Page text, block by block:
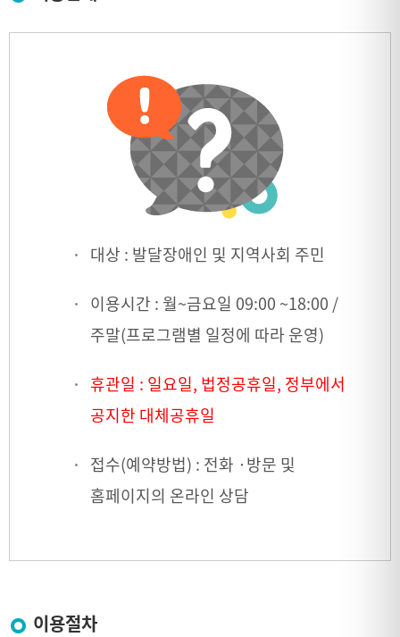
대상 : 발달장애인 및 지역사회 주민
이용시간 : 월~금요일 09:00 ~18:00 /
주말(프로그램별 일정에 따라 운영)
휴관일 : 일요일, 법정공휴일, 정부에서
공지한 대체공휴일
접수(예약방법) : 전화 ·방문 및
홈페이지의 온라인 상담
이용절차